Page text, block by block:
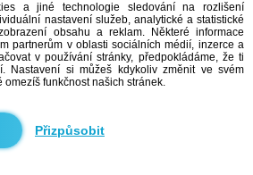
Mám zájem
a jiné technologie sledování na rozlišení
nastavení služeb, analytické a statistické
obsahu a reklam. Některé informace
partnerům v oblasti sociálních médií, inzerce a
v používání stránky, předpokládáme, že ti
Nastavení si můžeš kdykoliv změnit ve svém
omezíš funkčnost našich stránek.
Přizpůsobit